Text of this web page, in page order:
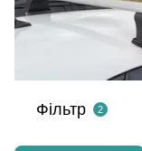
Фільтр 2